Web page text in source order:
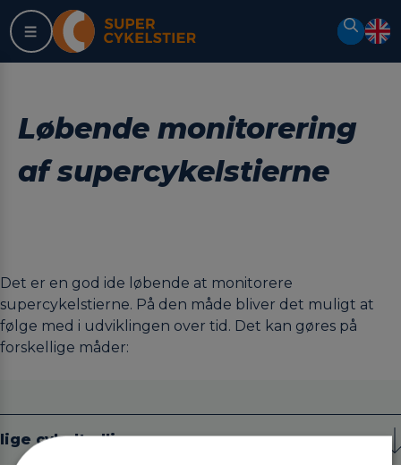
Spring
til
indhold
Søg
Løbende monitorering
af supercykelstierne
Det er en god ide løbende at monitorere
supercykelstierne. På den måde bliver det muligt at
følge med i udviklingen over tid. Det kan gøres på
forskellige måder:
cykeltællinger